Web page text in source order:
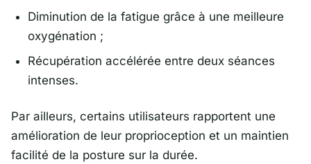
Diminution de la fatigue grâce à une meilleure
oxygénation ;
Récupération accélérée entre deux séances
intenses.
Par ailleurs, certains utilisateurs rapportent une
amélioration de leur proprioception et un maintien
facilité de la posture sur la durée.